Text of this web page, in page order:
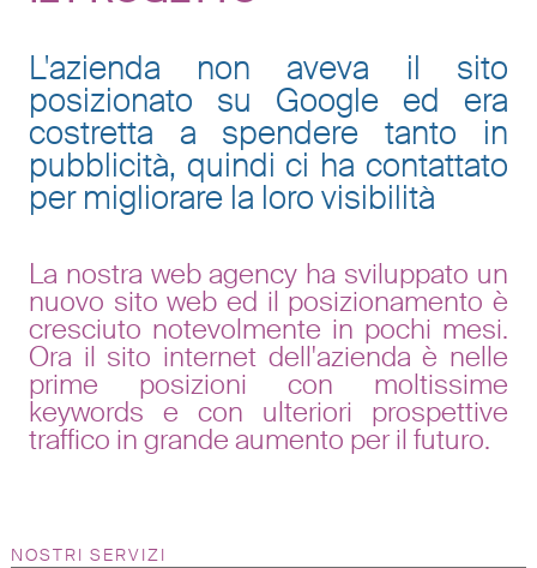
L'azienda non aveva il sito
posizionato su Google ed era
costretta a spendere tanto in
pubblicità, quindi ci ha contattato
per migliorare la loro visibilità
La nostra web agency ha sviluppato un
nuovo sito web ed il posizionamento è
cresciuto notevolmente in pochi mesi.
Ora il sito internet dell'azienda è nelle
prime posizioni con moltissime
keywords e con ulteriori prospettive
traffico in grande aumento per il futuro.
NOSTRI SERVIZI